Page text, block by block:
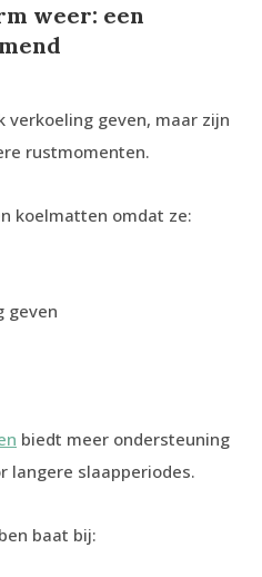
weer: een
geven, maar zijn
rustmomenten.
koelmatten omdat ze:
geven
biedt meer ondersteuning
langere slaapperiodes.
baat bij: